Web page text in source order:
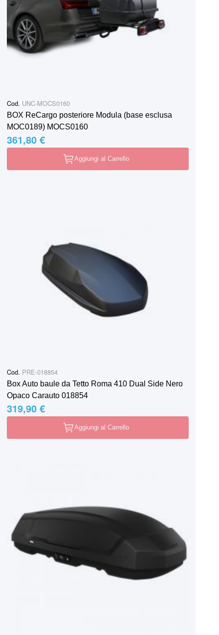
Cod. UNC-MOCS0160
BOX ReCargo posteriore Modula (base esclusa
MOC0189) MOCS0160
361,80 €
Aggiungi al Carrello
Cod. PRE-018854
Box Auto baule da Tetto Roma 410 Dual Side Nero
Opaco Carauto 018854
319,90 €
Aggiungi al Carrello